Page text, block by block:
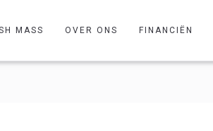
MASS OVER ONS FINANCIËN